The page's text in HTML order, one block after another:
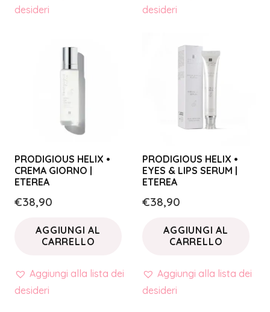
desideri
desideri
PRODIGIOUS HELIX •
CREMA GIORNO |
ETEREA
€38,90
AGGIUNGI AL
CARRELLO
Aggiungi alla lista dei
desideri
PRODIGIOUS HELIX •
EYES & LIPS SERUM |
ETEREA
€38,90
AGGIUNGI AL
CARRELLO
Aggiungi alla lista dei
desideri